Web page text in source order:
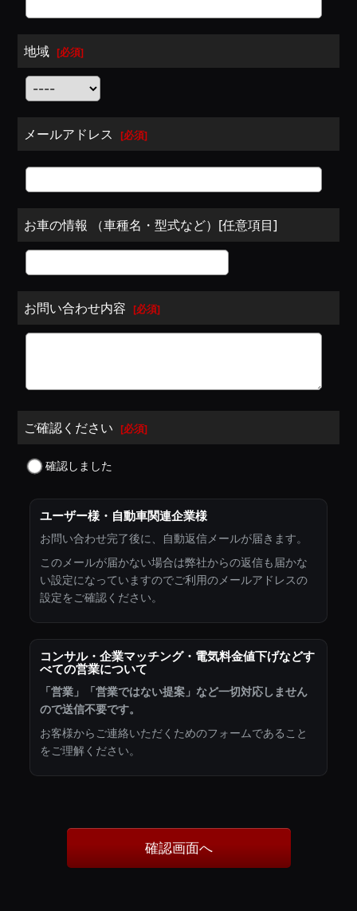
地域 [必須]
メールアドレス [必須]
お車の情報 （車種名・型式など）[任意項目]
お問い合わせ内容 [必須]
ご確認ください [必須]
確認しました
ユーザー様・自動車関連企業様
お問い合わせ完了後に、自動返信メールが届きます。
このメールが届かない場合は弊社からの返信も届かな
い設定になっていますのでご利用のメールアドレスの
設定をご確認ください。
コンサル・企業マッチング・電気料金値下げなどす
べての営業について
「営業」「営業ではない提案」など一切対応しません
ので送信不要です。
お客様からご連絡いただくためのフォームであること
をご理解ください。
確認画面へ